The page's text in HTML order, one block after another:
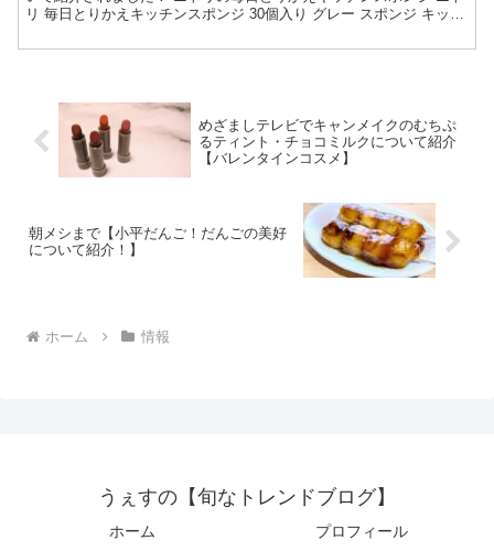
リ 毎日とりかえキッチンスポンジ 30個入り グレー スポンジ キッチ
めざましテレビでキャンメイクのむちぷ
るティント・チョコミルクについて紹介
【バレンタインコスメ】
朝メシまで【小平だんご！だんごの美好
について紹介！】
ホーム 情報
うぇすの【旬なトレンドブログ】
ホーム プロフィール